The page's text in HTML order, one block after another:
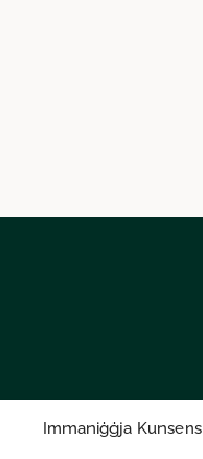
Immaniġġja Kunsens